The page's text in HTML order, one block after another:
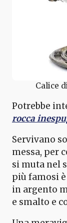
Calice
Potrebbe
rocca
Servivano
messa, per
si muta nel
più famosi è
in argento
e smalto e